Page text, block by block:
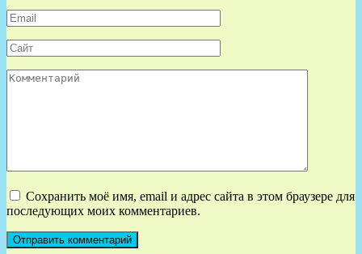
Email
*
Сайт
Комментарий
Сохранить моё имя, email и адрес сайта в этом браузере для
последующих моих комментариев.